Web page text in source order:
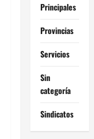
Principales
Provincias
Servicios
Sin
categoría
Sindicatos